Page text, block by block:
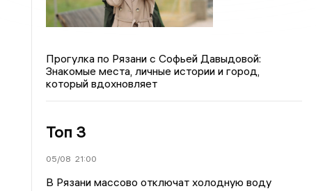
Прогулка по Рязани с Софьей Давыдовой:
Знакомые места, личные истории и город,
который вдохновляет
Топ 3
05/08 21:00
В Рязани массово отключат холодную воду